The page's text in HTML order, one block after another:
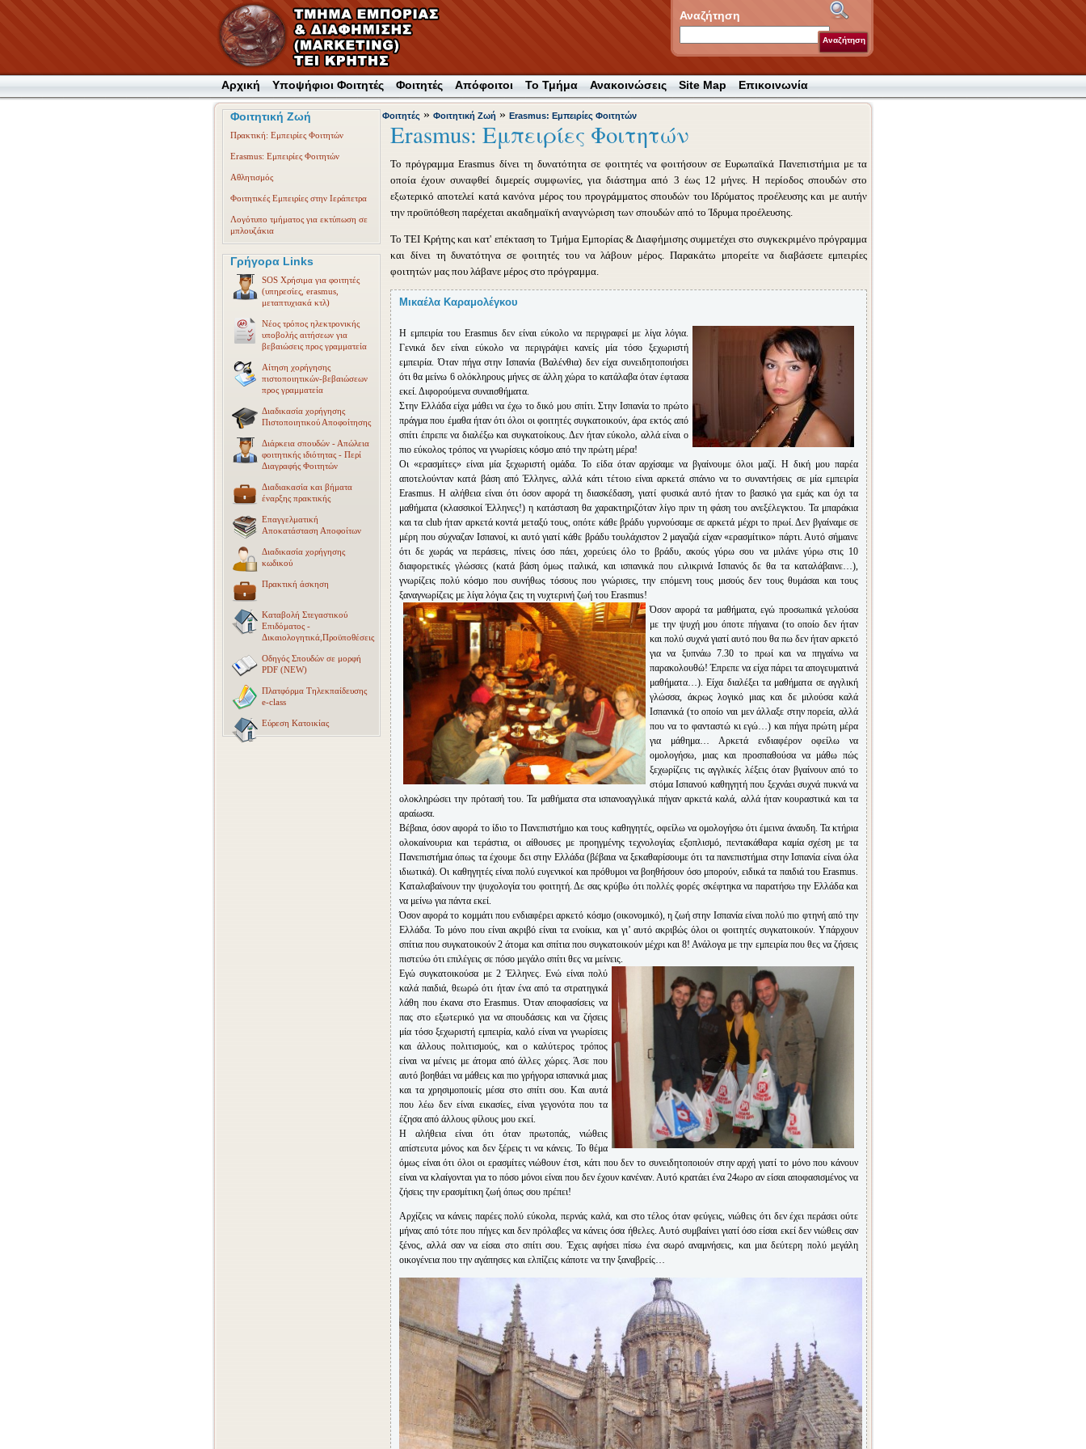
Αναζήτηση
Αναζήτηση
Αρχική Υποψήφιοι Φοιτητές Φοιτητές Απόφοιτοι Το Τμήμα Ανακοινώσεις Site Map Επικοινωνία
Φοιτητική Ζωή
Πρακτική: Εμπειρίες Φοιτητών
Erasmus: Εμπειρίες Φοιτητών
Αθλητισμός
Φοιτητικές Εμπειρίες στην Ιεράπετρα
Λογότυπο τμήματος για εκτύπωση σε
μπλουζάκια
Γρήγορα Links
SOS Χρήσιμα για φοιτητές
(υπηρεσίες, erasmus,
μεταπτυχιακά κτλ)
Νέος τρόπος ηλεκτρονικής
υποβολής αιτήσεων για
βεβαιώσεις προς γραμματεία
Αίτηση χορήγησης
πιστοποιητικών-βεβαιώσεων
προς γραμματεία
Διαδικασία χορήγησης
Πιστοποιητικού Αποφοίτησης
Διάρκεια σπουδών - Απώλεια
φοιτητικής ιδιότητας - Περί
Διαγραφής Φοιτητών
Διαδιακασία και βήματα
έναρξης πρακτικής
Επαγγελματική
Αποκατάσταση Αποφοίτων
Διαδικασία χορήγησης
κωδικού
Πρακτική άσκηση
Καταβολή Στεγαστικού
Επιδόματος -
Δικαιολογητικά,Προϋποθέσεις
Οδηγός Σπουδών σε μορφή
PDF (NEW)
Πλατφόρμα Τηλεκπαίδευσης
e-class
Εύρεση Κατοικίας
Φοιτητές » Φοιτητική Ζωή » Erasmus: Εμπειρίες Φοιτητών
Erasmus: Εμπειρίες Φοιτητών
Το πρόγραμμα Erasmus δίνει τη δυνατότητα σε φοιτητές να φοιτήσουν σε Ευρωπαϊκά Πανεπιστήμια με τα
οποία έχουν συναφθεί διμερείς συμφωνίες, για διάστημα από 3 έως 12 μήνες. Η περίοδος σπουδών στο
εξωτερικό αποτελεί κατά κανόνα μέρος του προγράμματος σπουδών του Ιδρύματος προέλευσης και με αυτήν
την προϋπόθεση παρέχεται ακαδημαϊκή αναγνώριση των σπουδών από το Ίδρυμα προέλευσης.
Το ΤΕΙ Κρήτης και κατ' επέκταση το Τμήμα Εμπορίας & Διαφήμισης συμμετέχει στο συγκεκριμένο πρόγραμμα
και δίνει τη δυνατότηνα σε φοιτητές του να λάβουν μέρος. Παρακάτω μπορείτε να διαβάσετε εμπειρίες
φοιτητών μας που λάβανε μέρος στο πρόγραμμα.
Μικαέλα Καραμολέγκου
Η εμπειρία του Erasmus δεν είναι εύκολο να περιγραφεί με λίγα λόγια.
Γενικά δεν είναι εύκολο να περιγράψει κανείς μία τόσο ξεχωριστή
εμπειρία. Όταν πήγα στην Ισπανία (Βαλένθια) δεν είχα συνειδητοποιήσει
ότι θα μείνω 6 ολόκληρους μήνες σε άλλη χώρα το κατάλαβα όταν έφτασα
εκεί. Διφορούμενα συναισθήματα.
Στην Ελλάδα είχα μάθει να έχω το δικό μου σπίτι. Στην Ισπανία το πρώτο
πράγμα που έμαθα ήταν ότι όλοι οι φοιτητές συγκατοικούν, άρα εκτός από
σπίτι έπρεπε να διαλέξω και συγκατοίκους. Δεν ήταν εύκολο, αλλά είναι ο
πιο εύκολος τρόπος να γνωρίσεις κόσμο από την πρώτη μέρα!
Οι «ερασμίτες» είναι μία ξεχωριστή ομάδα. Το είδα όταν αρχίσαμε να βγαίνουμε όλοι μαζί. Η δική μου παρέα
αποτελούνταν κατά βάση από Έλληνες, αλλά κάτι τέτοιο είναι αρκετά σπάνιο να το συναντήσεις σε μία εμπειρία
Erasmus. Η αλήθεια είναι ότι όσον αφορά τη διασκέδαση, γιατί φυσικά αυτό ήταν το βασικό για εμάς και όχι τα
μαθήματα (κλασσικοί Έλληνες!) η κατάσταση θα χαρακτηριζόταν λίγο πριν τη φάση του ανεξέλεγκτου. Τα μπαράκια
και τα club ήταν αρκετά κοντά μεταξύ τους, οπότε κάθε βράδυ γυρνούσαμε σε αρκετά μέχρι το πρωί. Δεν βγαίναμε σε
μέρη που σύχναζαν Ισπανοί, κι αυτό γιατί κάθε βράδυ τουλάχιστον 2 μαγαζιά είχαν «ερασμίτικο» πάρτι. Αυτό σήμαινε
ότι δε χωράς να περάσεις, πίνεις όσο πάει, χορεύεις όλο το βράδυ, ακούς γύρω σου να μιλάνε γύρω στις 10
διαφορετικές γλώσσες (κατά βάση όμως ιταλικά, και ισπανικά που ειλικρινά Ισπανός δε θα τα καταλάβαινε…),
γνωρίζεις πολύ κόσμο που συνήθως τόσους που γνώρισες, την επόμενη τους μισούς δεν τους θυμάσαι και τους
ξαναγνωρίζεις με λίγα λόγια ζεις τη νυχτερινή ζωή του Erasmus!
Όσον αφορά τα μαθήματα, εγώ προσωπικά γελούσα
με την ψυχή μου όποτε πήγαινα (το οποίο δεν ήταν
και πολύ συχνά γιατί αυτό που θα πω δεν ήταν αρκετό
για να ξυπνάω 7.30 το πρωί και να πηγαίνω να
παρακολουθώ! Έπρεπε να είχα πάρει τα απογευματινά
μαθήματα…). Είχα διαλέξει τα μαθήματα σε αγγλική
γλώσσα, άκρως λογικό μιας και δε μιλούσα καλά
Ισπανικά (το οποίο ναι μεν άλλαξε στην πορεία, αλλά
που να το φανταστώ κι εγώ…) και πήγα πρώτη μέρα
για μάθημα… Αρκετά ενδιαφέρον οφείλω να
ομολογήσω, μιας και προσπαθούσα να μάθω πώς
ξεχωρίζεις τις αγγλικές λέξεις όταν βγαίνουν από το
στόμα Ισπανού καθηγητή που ξεχνάει συχνά πυκνά να
ολοκληρώσει την πρότασή του. Τα μαθήματα στα ισπανοαγγλικά πήγαν αρκετά καλά, αλλά ήταν κουραστικά και τα
αραίωσα.
Βέβαια, όσον αφορά το ίδιο το Πανεπιστήμιο και τους καθηγητές, οφείλω να ομολογήσω ότι έμεινα άναυδη. Τα κτήρια
ολοκαίνουρια και τεράστια, οι αίθουσες με προηγμένης τεχνολογίας εξοπλισμό, πεντακάθαρα καμία σχέση με τα
Πανεπιστήμια όπως τα έχουμε δει στην Ελλάδα (βέβαια να ξεκαθαρίσουμε ότι τα πανεπιστήμια στην Ισπανία είναι όλα
ιδιωτικά). Οι καθηγητές είναι πολύ ευγενικοί και πρόθυμοι να βοηθήσουν όσο μπορούν, ειδικά τα παιδιά του Erasmus.
Καταλαβαίνουν την ψυχολογία του φοιτητή. Δε σας κρύβω ότι πολλές φορές σκέφτηκα να παρατήσω την Ελλάδα και
να μείνω για πάντα εκεί.
Όσον αφορά το κομμάτι που ενδιαφέρει αρκετό κόσμο (οικονομικό), η ζωή στην Ισπανία είναι πολύ πιο φτηνή από την
Ελλάδα. Το μόνο που είναι ακριβό είναι τα ενοίκια, και γι’ αυτό ακριβώς όλοι οι φοιτητές συγκατοικούν. Υπάρχουν
σπίτια που συγκατοικούν 2 άτομα και σπίτια που συγκατοικούν μέχρι και 8! Ανάλογα με την εμπειρία που θες να ζήσεις
πιστεύω ότι επιλέγεις σε πόσο μεγάλο σπίτι θες να μείνεις.
Εγώ συγκατοικούσα με 2 Έλληνες. Ενώ είναι πολύ
καλά παιδιά, θεωρώ ότι ήταν ένα από τα στρατηγικά
λάθη που έκανα στο Erasmus. Όταν αποφασίσεις να
πας στο εξωτερικό για να σπουδάσεις και να ζήσεις
μία τόσο ξεχωριστή εμπειρία, καλό είναι να γνωρίσεις
και άλλους πολιτισμούς, και ο καλύτερος τρόπος
είναι να μένεις με άτομα από άλλες χώρες. Άσε που
αυτό βοηθάει να μάθεις και πιο γρήγορα ισπανικά μιας
και τα χρησιμοποιείς μέσα στο σπίτι σου. Και αυτά
που λέω δεν είναι εικασίες, είναι γεγονότα που τα
έζησα από άλλους φίλους μου εκεί.
Η αλήθεια είναι ότι όταν πρωτοπάς, νιώθεις
απίστευτα μόνος και δεν ξέρεις τι να κάνεις. Το θέμα
όμως είναι ότι όλοι οι ερασμίτες νιώθουν έτσι, κάτι που δεν το συνειδητοποιούν στην αρχή γιατί το μόνο που κάνουν
είναι να κλαίγονται για το πόσο μόνοι είναι που δεν έχουν κανέναν. Αυτό κρατάει ένα 24ωρο αν είσαι αποφασισμένος να
ζήσεις την ερασμίτικη ζωή όπως σου πρέπει!
Αρχίζεις να κάνεις παρέες πολύ εύκολα, περνάς καλά, και στο τέλος όταν φεύγεις, νιώθεις ότι δεν έχει περάσει ούτε
μήνας από τότε που πήγες και δεν πρόλαβες να κάνεις όσα ήθελες. Αυτό συμβαίνει γιατί όσο είσαι εκεί δεν νιώθεις σαν
ξένος, αλλά σαν να είσαι στο σπίτι σου. Έχεις αφήσει πίσω ένα σωρό αναμνήσεις, και μια δεύτερη πολύ μεγάλη
οικογένεια που την αγάπησες και ελπίζεις κάποτε να την ξαναβρείς…